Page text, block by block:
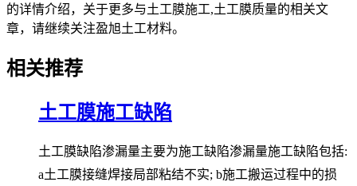
的详情介绍，关于更多与土工膜施工,土工膜质量的相关文
章，请继续关注盈旭土工材料。
相关推荐
土工膜施工缺陷
土工膜缺陷渗漏量主要为施工缺陷渗漏量施工缺陷包括:
a土工膜接缝焊接局部粘结不实; b施工搬运过程中的损